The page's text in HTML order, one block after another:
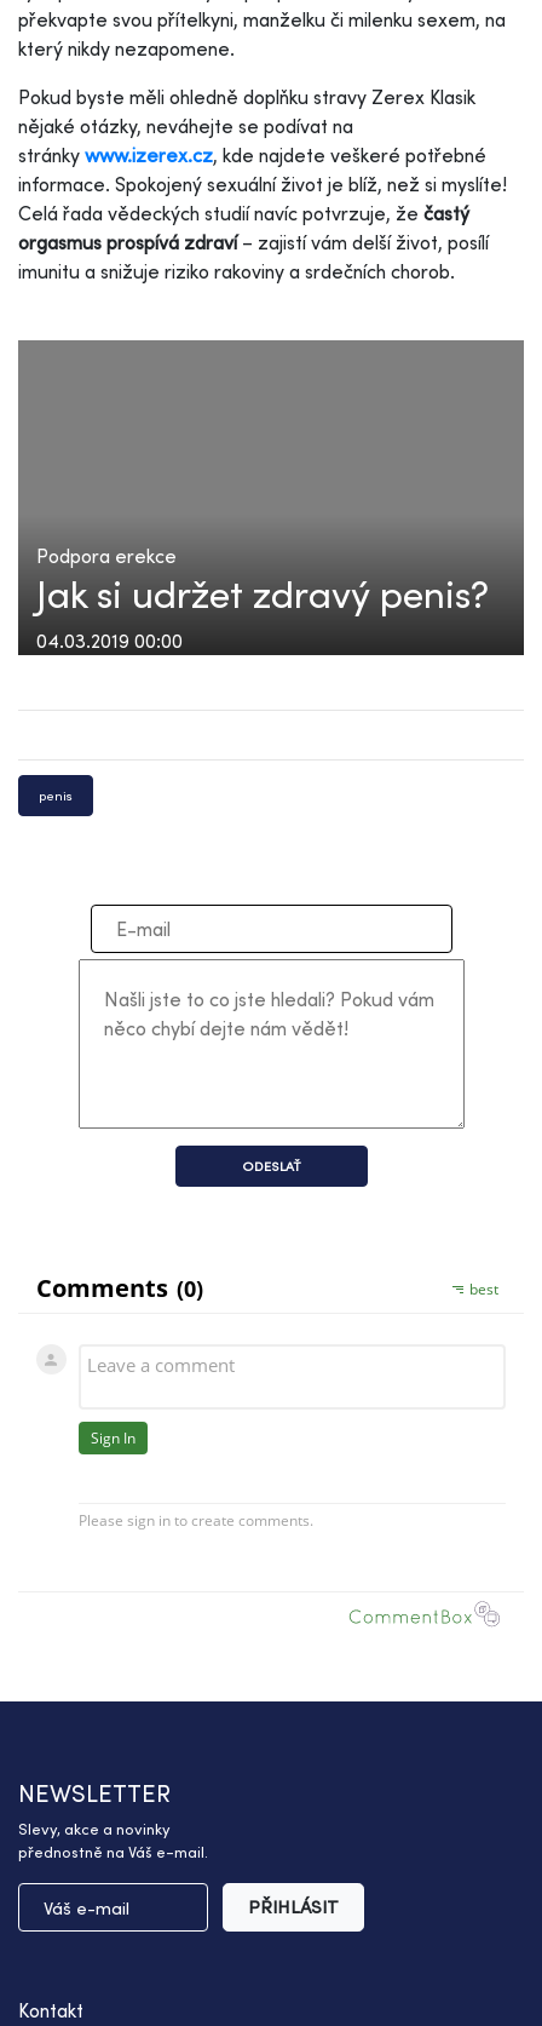
překvapte svou přítelkyni, manželku či milenku sexem, na
který nikdy nezapomene.
Pokud byste měli ohledně doplňku stravy Zerex Klasik
nějaké otázky, neváhejte se podívat na
stránky www.izerex.cz, kde najdete veškeré potřebné
informace. Spokojený sexuální život je blíž, než si myslíte!
Celá řada vědeckých studií navíc potvrzuje, že častý
orgasmus prospívá zdraví– zajistí vám delší život, posílí
imunitu a snižuje riziko rakoviny a srdečních chorob.
Podpora erekce
Jak si udržet zdravý penis?
04.03.2019 00:00
penis
ODESLAŤ
NEWSLETTER
Slevy, akce a novinky
přednostně na Váš e-mail.
PŘIHLÁSIT
Kontakt